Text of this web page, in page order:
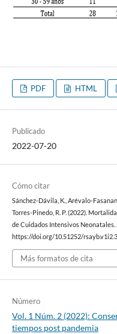
PDF HTML
Publicado
2022-07-20
Cómo citar
Sánchez-Dávila, K., Arévalo-
Torres-Pinedo, R. P. (2022).
de Cuidados Intensivos Neonatales.
https://doi.org/10.51252/
Más formatos de cita
Número
Vol. 1 Núm. 2 (2022):
tiempos post pandemia